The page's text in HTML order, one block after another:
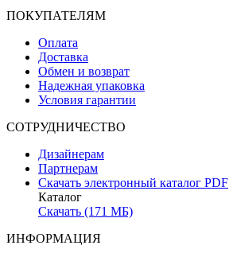
ПОКУПАТЕЛЯМ
Оплата
Доставка
Обмен и возврат
Надежная упаковка
Условия гарантии
СОТРУДНИЧЕСТВО
Дизайнерам
Партнерам
Скачать электронный каталог PDF
Каталог
Скачать (171 МБ)
ИНФОРМАЦИЯ